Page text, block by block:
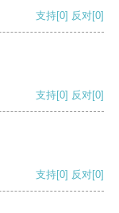
支持[0] 反对[0]
支持[0] 反对[0]
支持[0] 反对[0]